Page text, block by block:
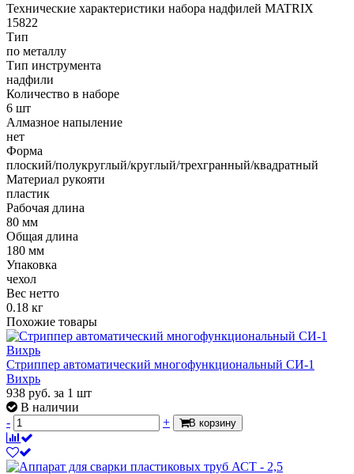
Технические характеристики набора надфилей MATRIX
15822
Тип
по металлу
Тип инструмента
надфили
Количество в наборе
6 шт
Алмазное напыление
нет
Форма
плоский/полукруглый/круглый/трехгранный/квадратный
Материал рукояти
пластик
Рабочая длина
80 мм
Общая длина
180 мм
Упаковка
чехол
Вес нетто
0.18 кг
Похожие товары
Стриппер автоматический многофункциональный СИ-1
Вихрь
938 руб. за 1 шт
В наличии
-
+ В корзину